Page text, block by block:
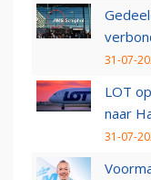
31-07-
LOT
naar
31-07-